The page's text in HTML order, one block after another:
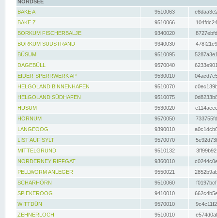
NORDSEE
BAKE A
9510063
BAKE Z
9510066
BORKUM FISCHERBALJE
9340020
BORKUM SÜDSTRAND
9340030
BÜSUM
9510095
DAGEBÜLL
9570040
EIDER-SPERRWERK AP
9530010
HELGOLAND BINNENHAFEN
9510070
HELGOLAND SÜDHAFEN
9510075
HUSUM
9530020
HÖRNUM
9570050
LANGEOOG
9390010
LIST AUF SYLT
9570070
MITTELGRUND
9510132
NORDERNEY RIFFGAT
9360010
PELLWORM ANLEGER
9550021
SCHARHÖRN
9510060
SPIEKEROOG
9410010
WITTDÜN
9570010
ZEHNERLOCH
9510010